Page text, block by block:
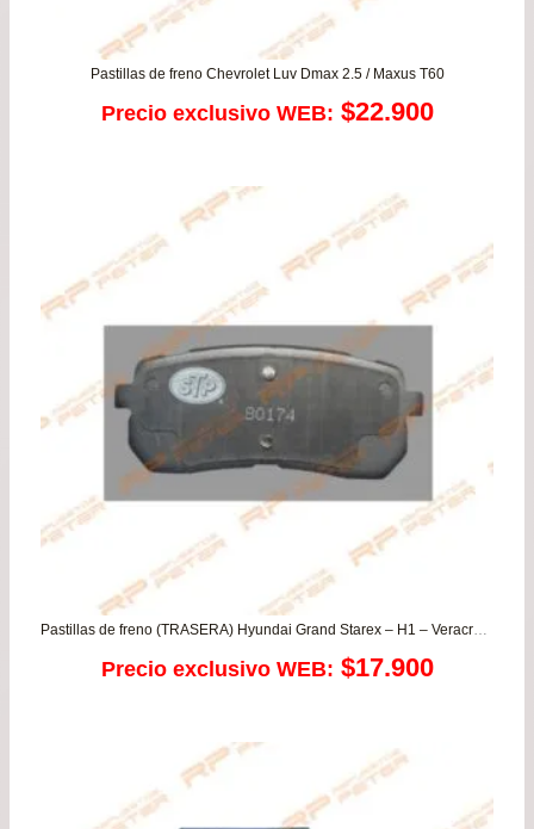
Pastillas de freno Chevrolet Luv Dmax 2.5 / Maxus T60
Precio exclusivo WEB: $22.900
Pastillas de freno (TRASERA) Hyundai Grand Starex – H1 – Veracruz / Kia Carnival
Precio exclusivo WEB: $17.900